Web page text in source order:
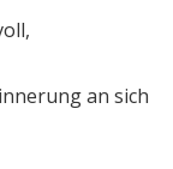
an sich